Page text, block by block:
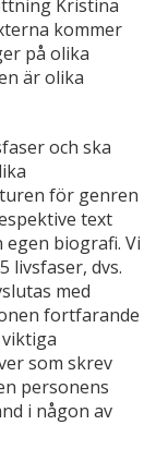
Kristina
kommer
på olika
är olika
och ska
för genren
text
biografi. Vi
livsfaser, dvs.
med
fortfarande
som skrev
personens
i någon av